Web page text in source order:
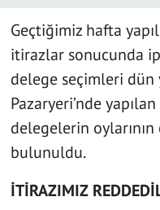
Geçtiğimiz hafta
itirazlar sonucunda
delege seçimleri dün
Pazaryeri’nde
delegelerin oylarının
bulunuldu.
İTİRAZIMIZ